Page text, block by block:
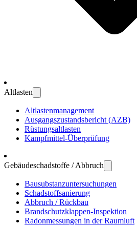
Altlasten
Altlasten­manage­ment
Ausgangs­zustands­bericht (AZB)
Rüstungs­altlasten
Kampf­mittel-Über­prüfung
Gebäude­schadstoffe / Abbruch
Bau­substanz­unter­suchungen
Schadstoff­sanierung
Abbruch / Rückbau
Brandschutz­klappen-Inspektion
Radon­messungen in der Raum­luft